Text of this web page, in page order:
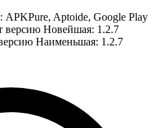
APKPure, Aptoide, Google Play
версию Новейшая: 1.2.7
Наименьшая: 1.2.7